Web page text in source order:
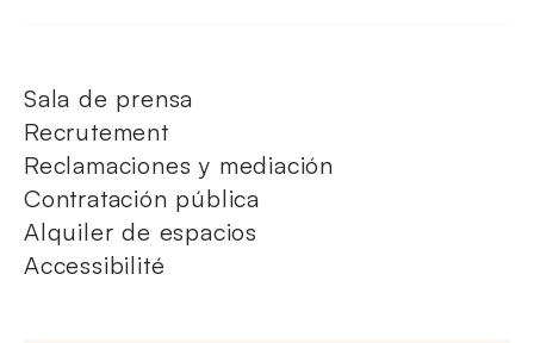
Sala de prensa
Recrutement
Reclamaciones y mediación
Contratación pública
Alquiler de espacios
Accessibilité